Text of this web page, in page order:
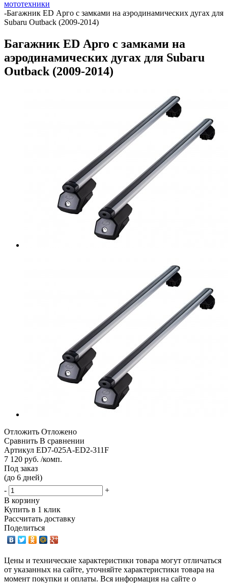
мототехники
-Багажник ED Арго с замками на аэродинамических дугах для
Subaru Outback (2009-2014)
Багажник ED Арго с замками на
аэродинамических дугах для Subaru
Outback (2009-2014)
Отложить Отложено
Сравнить В сравнении
Артикул ED7-025A-ED2-311F
7 120 руб. /комп.
Под заказ
(до 6 дней)
-
+
В корзину
Купить в 1 клик
Рассчитать доставку
Поделиться
Цены и технические характеристики товара могут отличаться
от указанных на сайте, уточняйте характеристики товара на
момент покупки и оплаты. Вся информация на сайте о